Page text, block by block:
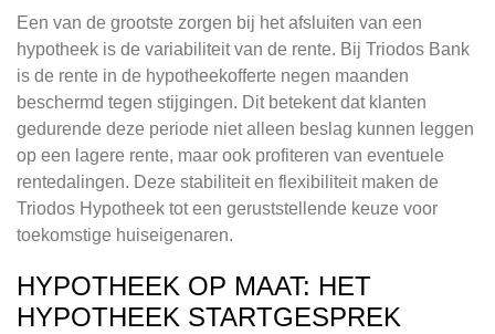
Een van de grootste zorgen bij het afsluiten van een
hypotheek is de variabiliteit van de rente. Bij Triodos Bank
is de rente in de hypotheekofferte negen maanden
beschermd tegen stijgingen. Dit betekent dat klanten
gedurende deze periode niet alleen beslag kunnen leggen
op een lagere rente, maar ook profiteren van eventuele
rentedalingen. Deze stabiliteit en flexibiliteit maken de
Triodos Hypotheek tot een geruststellende keuze voor
toekomstige huiseigenaren.
HYPOTHEEK OP MAAT: HET
HYPOTHEEK STARTGESPREK